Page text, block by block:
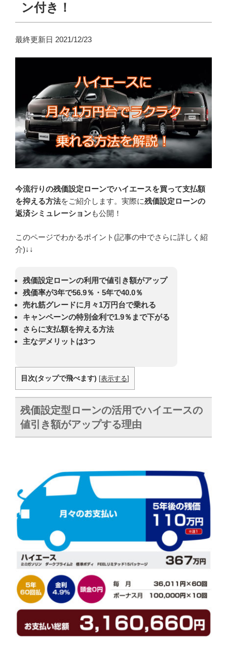
ン付き！
最終更新日 2021/12/23
今流行りの残価設定ローンでハイエースを買って支払額
を抑える方法をご紹介します。実際に残価設定ローンの
返済シミュレーションも公開！
このページでわかるポイント(記事の中でさらに詳しく紹
介)↓↓
残価設定ローンの利用で値引き額がアップ
残価率が3年で56.9％・5年で40.0％
売れ筋グレードに月々1万円台で乗れる
キャンペーンの特別金利で1.9％まで下がる
さらに支払額を抑える方法
主なデメリットは3つ
目次(タップで飛べます) [表示する]
残価設定型ローンの活用でハイエースの
値引き額がアップする理由